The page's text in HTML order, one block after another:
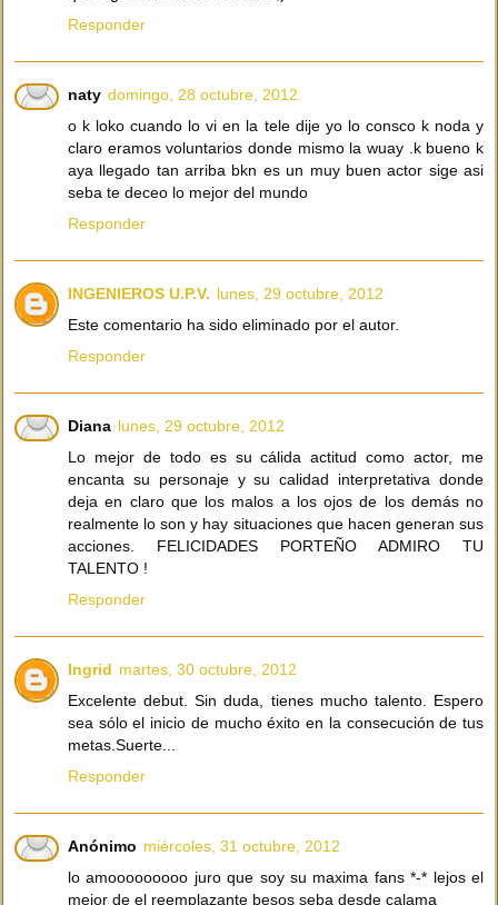
Responder
naty domingo, 28 octubre, 2012
o k loko cuando lo vi en la tele dije yo lo consco k noda y
claro eramos voluntarios donde mismo la wuay .k bueno k
aya llegado tan arriba bkn es un muy buen actor sige asi
seba te deceo lo mejor del mundo
Responder
INGENIEROS U.P.V. lunes, 29 octubre, 2012
Este comentario ha sido eliminado por el autor.
Responder
Diana lunes, 29 octubre, 2012
Lo mejor de todo es su cálida actitud como actor, me
encanta su personaje y su calidad interpretativa donde
deja en claro que los malos a los ojos de los demás no
realmente lo son y hay situaciones que hacen generan sus
acciones. FELICIDADES PORTEÑO ADMIRO TU
TALENTO !
Responder
Ingrid martes, 30 octubre, 2012
Excelente debut. Sin duda, tienes mucho talento. Espero
sea sólo el inicio de mucho éxito en la consecución de tus
metas.Suerte...
Responder
Anónimo miércoles, 31 octubre, 2012
lo amooooooooo juro que soy su maxima fans *-* lejos el
mejor de el reemplazante besos seba desde calama